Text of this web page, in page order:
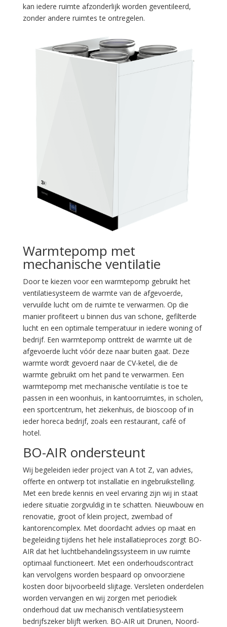
kan iedere ruimte afzonderlijk worden geventileerd,
zonder andere ruimtes te ontregelen.
Warmtepomp met
mechanische ventilatie
Door te kiezen voor een warmtepomp gebruikt het
ventilatiesysteem de warmte van de afgevoerde,
vervuilde lucht om de ruimte te verwarmen. Op die
manier profiteert u binnen dus van schone, gefilterde
lucht en een optimale temperatuur in iedere woning of
bedrijf. Een warmtepomp onttrekt de warmte uit de
afgevoerde lucht vóór deze naar buiten gaat. Deze
warmte wordt gevoerd naar de CV-ketel, die de
warmte gebruikt om het pand te verwarmen. Een
warmtepomp met mechanische ventilatie is toe te
passen in een woonhuis, in kantoorruimtes, in scholen,
een sportcentrum, het ziekenhuis, de bioscoop of in
ieder horeca bedrijf, zoals een restaurant, café of
hotel.
BO-AIR ondersteunt
Wij begeleiden ieder project van A tot Z, van advies,
offerte en ontwerp tot installatie en ingebruikstelling.
Met een brede kennis en veel ervaring zijn wij in staat
iedere situatie zorgvuldig in te schatten. Nieuwbouw en
renovatie, groot of klein project, zwembad of
kantorencomplex. Met doordacht advies op maat en
begeleiding tijdens het hele installatieproces zorgt BO-
AIR dat het luchtbehandelingssysteem in uw ruimte
optimaal functioneert. Met een onderhoudscontract
kan vervolgens worden bespaard op onvoorziene
kosten door bijvoorbeeld slijtage. Versleten onderdelen
worden vervangen en wij zorgen met periodiek
onderhoud dat uw mechanisch ventilatiesysteem
bedrijfszeker blijft werken. BO-AIR uit Drunen, Noord-